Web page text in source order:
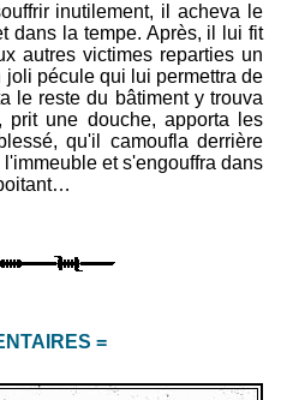
inutilement, il acheva le
dans la tempe. Après, il lui fit
autres victimes reparties un
pécule qui lui permettra de
le reste du bâtiment y trouva
prit une douche, apporta les
qu'il camoufla derrière
et s'engouffra dans
=